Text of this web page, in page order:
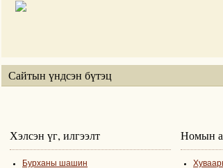
Сайтын үндсэн бүтэц
Хэлсэн үг, илгээлт
Бурханы шашин
Номын